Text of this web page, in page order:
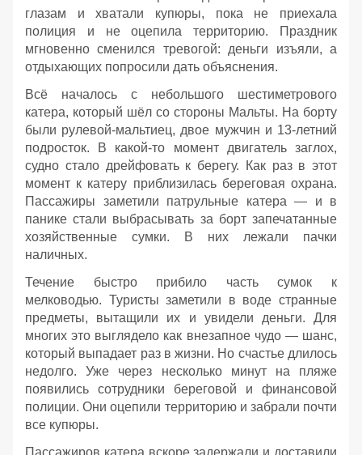
глазам и хватали купюры, пока не приехала
полиция и не оцепила территорию. Праздник
мгновенно сменился тревогой: деньги изъяли, а
отдыхающих попросили дать объяснения.
Всё началось с небольшого шестиметрового
катера, который шёл со стороны Мальты. На борту
были рулевой‑мальтиец, двое мужчин и 13‑летний
подросток. В какой‑то момент двигатель заглох,
судно стало дрейфовать к берегу. Как раз в этот
момент к катеру приблизилась береговая охрана.
Пассажиры заметили патрульные катера — и в
панике стали выбрасывать за борт запечатанные
хозяйственные сумки. В них лежали пачки
наличных.
Течение быстро прибило часть сумок к
мелководью. Туристы заметили в воде странные
предметы, вытащили их и увидели деньги. Для
многих это выглядело как внезапное чудо — шанс,
который выпадает раз в жизни. Но счастье длилось
недолго. Уже через несколько минут на пляже
появились сотрудники береговой и финансовой
полиции. Они оцепили территорию и забрали почти
все купюры.
Пассажиров катера вскоре задержали и доставили